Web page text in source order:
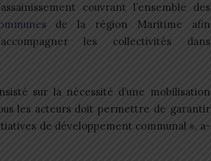
couvrant l’ensemble des
de la région Maritime afin
les collectivités dans
sur la nécessité d’une mobilisation
les acteurs doit permettre de garantir
de développement communal », a-